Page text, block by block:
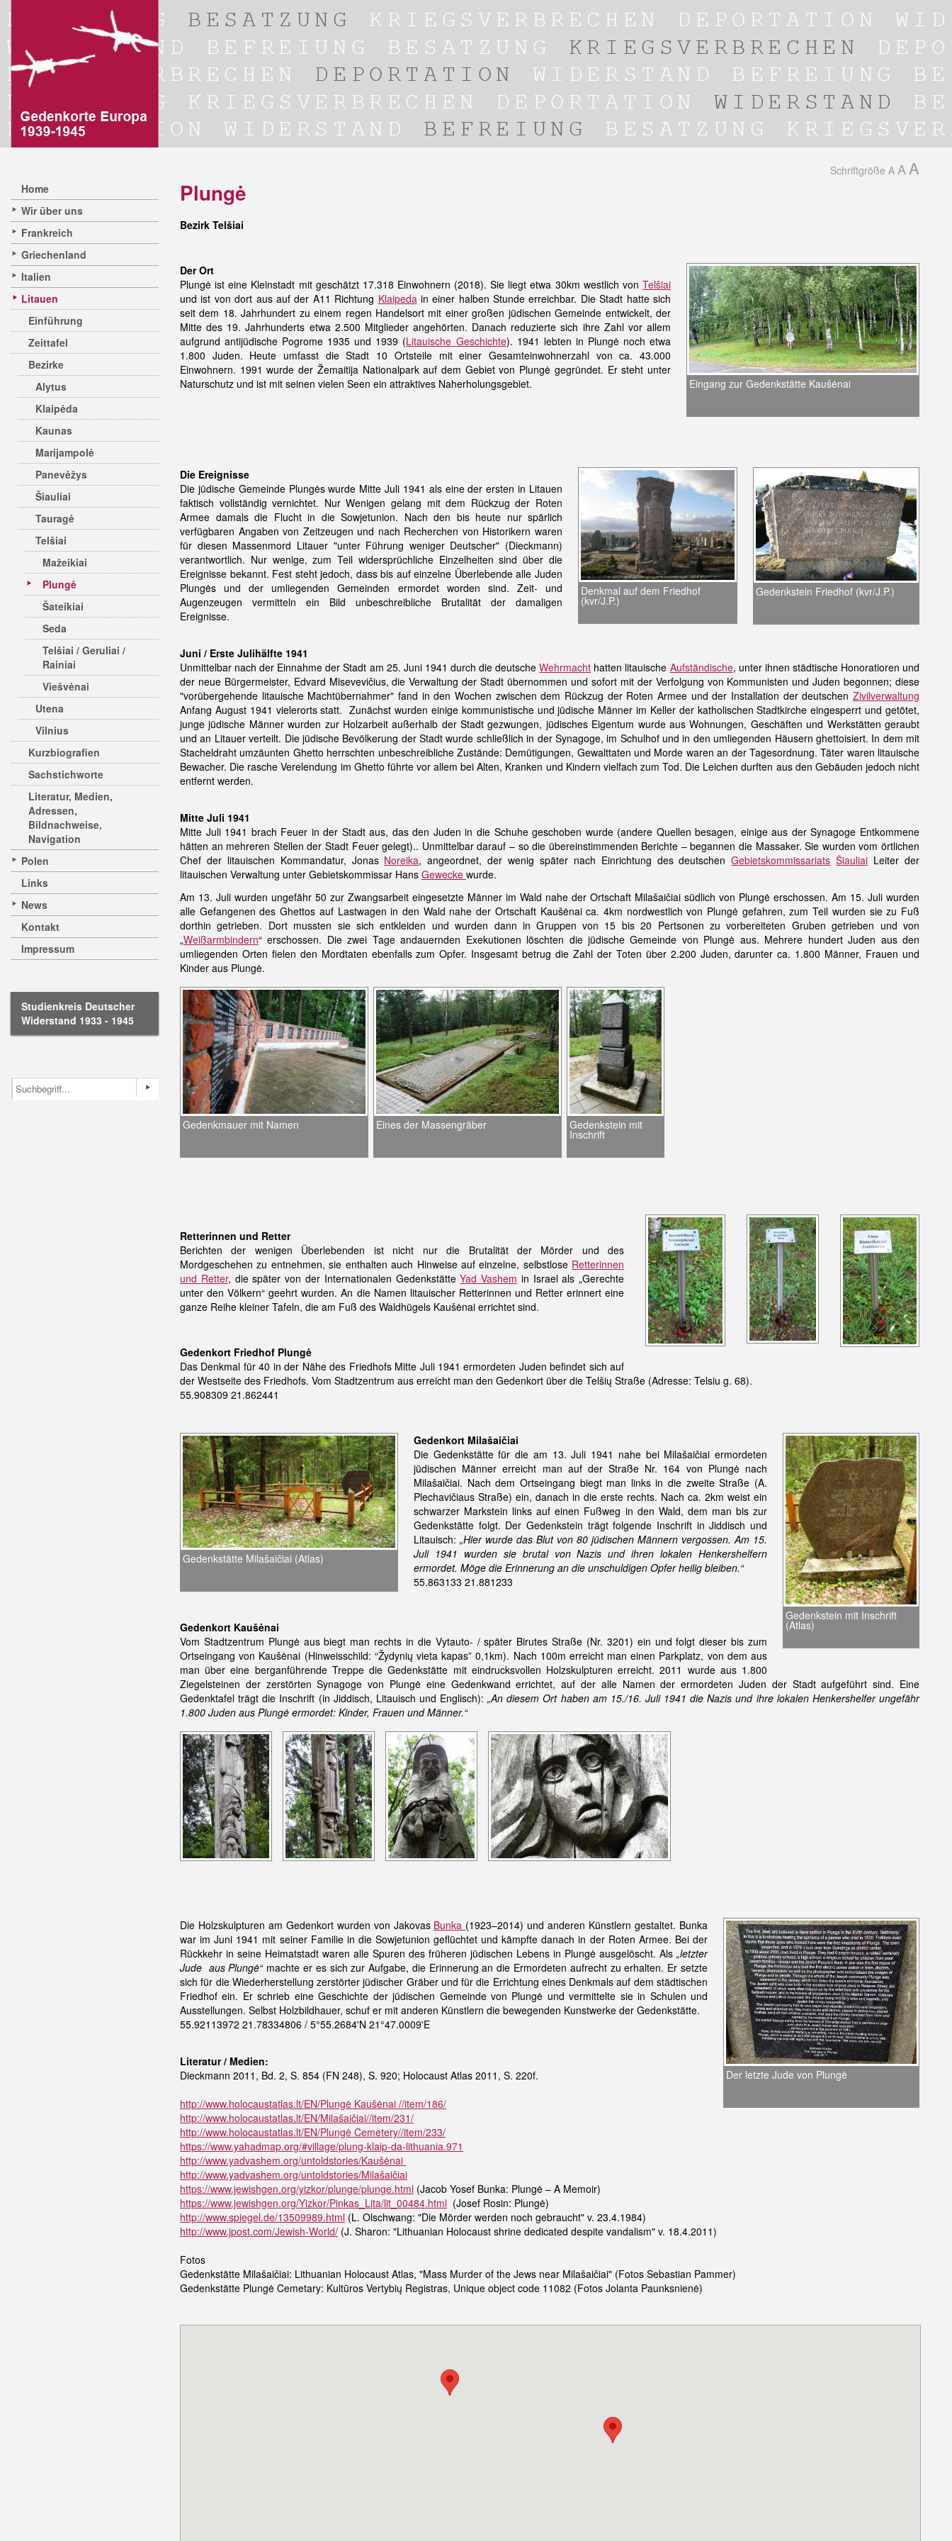
Home
Wir über uns
Frankreich
Griechenland
Italien
Litauen
Einführung
Zeittafel
Bezirke
Alytus
Klaipėda
Kaunas
Marijampolė
Panevėžys
Šiauliai
Tauragė
Telšiai
Mažeikiai
Plungė
Šateikiai
Seda
Telšiai / Geruliai /
Rainiai
Viešvėnai
Utena
Vilnius
Kurzbiografien
Sachstichworte
Literatur, Medien,
Adressen,
Bildnachweise,
Navigation
Polen
Links
News
Kontakt
Impressum
Studienkreis Deutscher
Widerstand 1933 - 1945
Schriftgröße A A A
Plungė
Bezirk Telšiai
Eingang zur Gedenkstätte Kaušėnai
Der Ort
Plungė ist eine Kleinstadt mit geschätzt 17.318 Einwohnern (2018). Sie liegt etwa 30km westlich von Telšiai
und ist von dort aus auf der A11 Richtung Klaipedain einer halben Stunde erreichbar. Die Stadt hatte sich
seit dem 18. Jahrhundert zu einem regen Handelsort mit einer großen jüdischen Gemeinde entwickelt, der
Mitte des 19. Jahrhunderts etwa 2.500 Mitglieder angehörten. Danach reduzierte sich ihre Zahl vor allem
aufgrund antijüdische Pogrome 1935 und 1939 (Litauische Geschichte). 1941 lebten in Plungė noch etwa
1.800 Juden. Heute umfasst die Stadt 10 Ortsteile mit einer Gesamteinwohnerzahl von ca. 43.000
Einwohnern. 1991 wurde der Žemaitija Nationalpark auf dem Gebiet von Plungė gegründet. Er steht unter
Naturschutz und ist mit seinen vielen Seen ein attraktives Naherholungsgebiet.
Gedenkstein Friedhof (kvr/J.P.)
Denkmal auf dem Friedhof
(kvr/J.P.)
Die Ereignisse
Die jüdische Gemeinde Plungės wurde Mitte Juli 1941 als eine der ersten in Litauen
faktisch vollständig vernichtet. Nur Wenigen gelang mit dem Rückzug der Roten
Armee damals die Flucht in die Sowjetunion. Nach den bis heute nur spärlich
verfügbaren Angaben von Zeitzeugen und nach Recherchen von Historikern waren
für diesen Massenmord Litauer "unter Führung weniger Deutscher" (Dieckmann)
verantwortlich. Nur wenige, zum Teil widersprüchliche Einzelheiten sind über die
Ereignisse bekannt. Fest steht jedoch, dass bis auf einzelne Überlebende alle Juden
Plungės und der umliegenden Gemeinden ermordet worden sind. Zeit- und
Augenzeugen vermitteln ein Bild unbeschreibliche Brutalität der damaligen
Ereignisse.
Juni / Erste Julihälfte 1941
Unmittelbar nach der Einnahme der Stadt am 25. Juni 1941 durch die deutscheWehrmacht hatten litauische Aufständische, unter ihnen städtische Honoratioren und
der neue Bürgermeister, Edvard Misevevičius, die Verwaltung der Stadt übernommen und sofort mit der Verfolgung von Kommunisten und Juden begonnen; diese
"vorübergehende litauische Machtübernahmer" fand in den Wochen zwischen dem Rückzug der Roten Armee und der Installation der deutschen Zivilverwaltung
Anfang August 1941 vielerorts statt. Zunächst wurden einige kommunistische und jüdische Männer im Keller der katholischen Stadtkirche eingesperrt und getötet,
junge jüdische Männer wurden zur Holzarbeit außerhalb der Stadt gezwungen, jüdisches Eigentum wurde aus Wohnungen, Geschäften und Werkstätten geraubt
und an Litauer verteilt. Die jüdische Bevölkerung der Stadt wurde schließlich in der Synagoge, im Schulhof und in den umliegenden Häusern ghettoisiert. In dem mit
Stacheldraht umzäunten Ghetto herrschten unbeschreibliche Zustände: Demütigungen, Gewalttaten und Morde waren an der Tagesordnung. Täter waren litauische
Bewacher. Die rasche Verelendung im Ghetto führte vor allem bei Alten, Kranken und Kindern vielfach zum Tod. Die Leichen durften aus den Gebäuden jedoch nicht
entfernt werden.
Mitte Juli 1941
Mitte Juli 1941 brach Feuer in der Stadt aus, das den Juden in die Schuhe geschoben wurde (andere Quellen besagen, einige aus der Synagoge Entkommene
hätten an mehreren Stellen der Stadt Feuer gelegt).. Unmittelbar darauf – so die übereinstimmenden Berichte – begannen die Massaker. Sie wurden vom örtlichen
Chef der litauischen Kommandatur, Jonas Noreika, angeordnet, der wenig später nach Einrichtung des deutschenGebietskommissariats Šiauliai Leiter der
litauischen Verwaltung unter Gebietskommissar Hans Gewecke wurde.
Am 13. Juli wurden ungefähr 50 zur Zwangsarbeit eingesetzte Männer im Wald nahe der Ortschaft Milašaičiai südlich von Plungė erschossen. Am 15. Juli wurden
alle Gefangenen des Ghettos auf Lastwagen in den Wald nahe der Ortschaft Kaušėnai ca. 4km nordwestlich von Plungė gefahren, zum Teil wurden sie zu Fuß
dorthin getrieben. Dort mussten sie sich entkleiden und wurden dann in Gruppen von 15 bis 20 Pertsonen zu vorbereiteten Gruben getrieben und von
„Weißarmbindern“ erschossen. Die zwei Tage andauernden Exekutionen löschten die jüdische Gemeinde von Plungė aus. Mehrere hundert Juden aus den
umliegenden Orten fielen den Mordtaten ebenfalls zum Opfer. Insgesamt betrug die Zahl der Toten über 2.200 Juden, darunter ca. 1.800 Männer, Frauen und
Kinder aus Plungė.
Gedenkmauer mit Namen Eines der Massengräber Gedenkstein mit
Inschrift
Retterinnen und Retter
Berichten der wenigen Überlebenden ist nicht nur die Brutalität der Mörder und des
Mordgeschehen zu entnehmen, sie enthalten auch Hinweise auf einzelne, selbstlose Retterinnen
und Retter, die später von der Internationalen GedenkstätteYad Vashem in Israel als „Gerechte
unter den Völkern“ geehrt wurden. An die Namen litauischer Retterinnen und Retter erinnert eine
ganze Reihe kleiner Tafeln, die am Fuß des Waldhügels Kaušėnai errichtet sind.
Gedenkort Friedhof Plungė
Das Denkmal für 40 in der Nähe des Friedhofs Mitte Juli 1941 ermordeten Juden befindet sich auf
der Westseite des Friedhofs. Vom Stadtzentrum aus erreicht man den Gedenkort über die Telšių Straße (Adresse: Telsiu g. 68).
55.908309 21.862441
Gedenkstätte Milašaičiai (Atlas)
Gedenkstein mit Inschrift
(Atlas)
Gedenkort Milašaičiai
Die Gedenkstätte für die am 13. Juli 1941 nahe bei Milašaičiai ermordeten
jüdischen Männer erreicht man auf der Straße Nr. 164 von Plungė nach
Milašaičiai. Nach dem Ortseingang biegt man links in die zweite Straße (A.
Plechavičiaus Straße) ein, danach in die erste rechts. Nach ca. 2km weist ein
schwarzer Markstein links auf einen Fußweg in den Wald, dem man bis zur
Gedenkstätte folgt. Der Gedenkstein trägt folgende Inschrift in Jiddisch und
Litauisch: „Hier wurde das Blut von 80 jüdischen Männern vergossen. Am 15.
Juli 1941 wurden sie brutal von Nazis und ihren lokalen Henkershelfern
ermordet. Möge die Erinnerung an die unschuldigen Opfer heilig bleiben.“
55.863133 21.881233
Gedenkort Kaušėnai
Vom Stadtzentrum Plungė aus biegt man rechts in die Vytauto- / später Birutes Straße (Nr. 3201) ein und folgt dieser bis zum
Ortseingang von Kaušėnai (Hinweisschild: “Žydynių vieta kapas” 0,1km). Nach 100m erreicht man einen Parkplatz, von dem aus
man über eine berganführende Treppe die Gedenkstätte mit eindrucksvollen Holzskulpturen erreicht. 2011 wurde aus 1.800
Ziegelsteinen der zerstörten Synagoge von Plungė eine Gedenkwand errichtet, auf der alle Namen der ermordeten Juden der Stadt aufgeführt sind. Eine
Gedenktafel trägt die Inschrift (in Jiddisch, Litauisch und Englisch):„An diesem Ort haben am 15./16. Juli 1941 die Nazis und ihre lokalen Henkershelfer ungefähr
1.800 Juden aus Plungė ermordet: Kinder, Frauen und Männer.“
Der letzte Jude von Plungė
Die Holzskulpturen am Gedenkort wurden von Jakovas Bunka (1923–2014) und anderen Künstlern gestaltet. Bunka
war im Juni 1941 mit seiner Familie in die Sowjetunion geflüchtet und kämpfte danach in der Roten Armee. Bei der
Rückkehr in seine Heimatstadt waren alle Spuren des früheren jüdischen Lebens in Plungė ausgelöscht. Als „letzter
Jude aus Plungė“machte er es sich zur Aufgabe, die Erinnerung an die Ermordeten aufrecht zu erhalten. Er setzte
sich für die Wiederherstellung zerstörter jüdischer Gräber und für die Errichtung eines Denkmals auf dem städtischen
Friedhof ein. Er schrieb eine Geschichte der jüdischen Gemeinde von Plungė und vermittelte sie in Schulen und
Ausstellungen. Selbst Holzbildhauer, schuf er mit anderen Künstlern die bewegenden Kunstwerke der Gedenkstätte.
55.92113972 21.78334806 / 5°55.2684'N 21°47.0009'E
Literatur / Medien:
Dieckmann 2011, Bd. 2, S. 854 (FN 248), S. 920; Holocaust Atlas 2011, S. 220f.
http://www.holocaustatlas.lt/EN/Plungė Kaušėnai //item/186/
http://www.holocaustatlas.lt/EN/Milašaičiai//item/231/
http://www.holocaustatlas.lt/EN/Plungė Cemetery//item/233/
https://www.yahadmap.org/#village/plung-klaip-da-lithuania.971
http://www.yadvashem.org/untoldstories/Kaušėnai
http://www.yadvashem.org/untoldstories/Milašaičiai
https://www.jewishgen.org/yizkor/plunge/plunge.html (Jacob Yosef Bunka: Plungė – A Memoir)
https://www.jewishgen.org/Yizkor/Pinkas_Lita/lit_00484.html (Josef Rosin: Plungė)
http://www.spiegel.de/13509989.html (L. Olschwang: "Die Mörder werden noch gebraucht" v. 23.4.1984)
http://www.jpost.com/Jewish-World/ (J. Sharon: "Lithuanian Holocaust shrine dedicated despite vandalism" v. 18.4.2011)
Fotos
Gedenkstätte Milašaičiai: Lithuanian Holocaust Atlas, "Mass Murder of the Jews near Milašaičiai" (Fotos Sebastian Pammer)
Gedenkstätte Plungė Cemetary: Kultūros Vertybių Registras, Unique object code 11082 (Fotos Jolanta Paunksnienė)